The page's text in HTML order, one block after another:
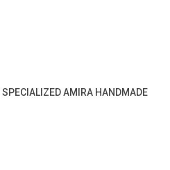
AMIRA HANDMADE